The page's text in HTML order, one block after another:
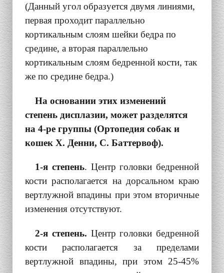
(Данный угол образуется двумя линиями,
первая проходит параллельно
кортикальным слоям шейки бедра по
средине, а вторая параллельно
кортикальным слоям бедренной кости, так
же по средине бедра.)
На основании этих изменений
степень дисплазии, может разделятся
на 4-ре группы (Ортопедия собак и
кошек Х. Денни, С. Баттервоф).
1-я степень. Центр головки бедренной
кости располагается на дорсальном краю
вертлужной впадины при этом вторичные
изменения отсутствуют.
2-я степень. Центр головки бедренной
кости располагается за пределами
вертлужной впадины, при этом 25-45%